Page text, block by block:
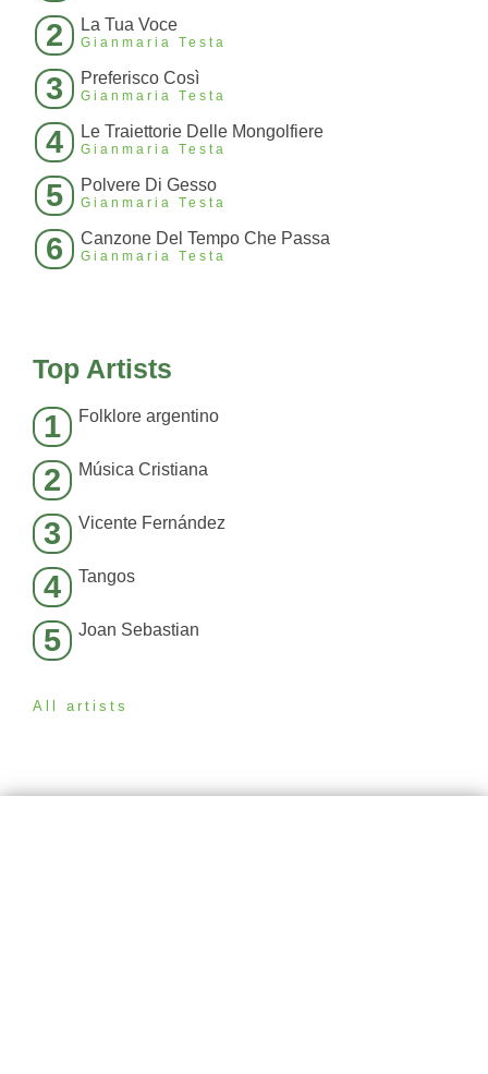
2 La Tua Voce
Gianmaria Testa
3 Preferisco Così
Gianmaria Testa
4 Le Traiettorie Delle Mongolfiere
Gianmaria Testa
5 Polvere Di Gesso
Gianmaria Testa
6 Canzone Del Tempo Che Passa
Gianmaria Testa
Top Artists
1 Folklore argentino
2 Música Cristiana
3 Vicente Fernández
4 Tangos
5 Joan Sebastian
All artists